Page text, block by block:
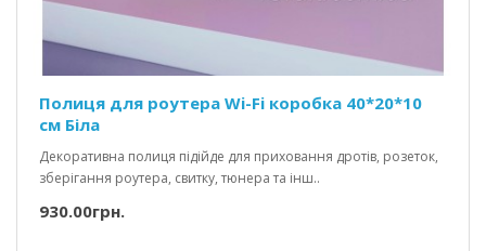
Полиця для роутера Wi-Fi коробка 40*20*10
см Біла
Декоративна полиця підійде для приховання дротів, розеток,
зберігання роутера, свитку, тюнера та інш..
930.00грн.